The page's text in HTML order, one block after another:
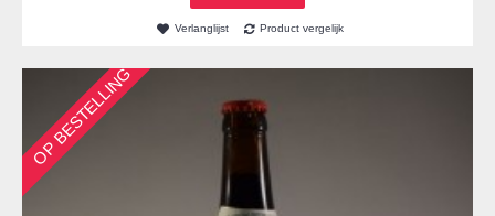
Verlanglijst Product vergelijk
OP BESTELLING